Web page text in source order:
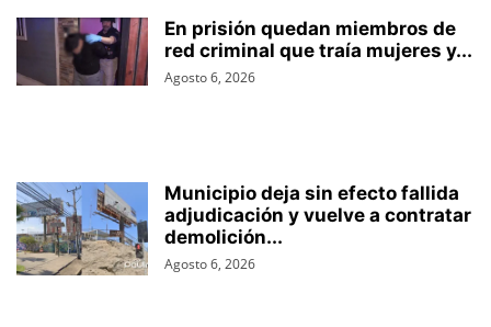
En prisión quedan miembros de
red criminal que traía mujeres y...
Agosto 6, 2026
Municipio deja sin efecto fallida
adjudicación y vuelve a contratar
demolición...
Agosto 6, 2026